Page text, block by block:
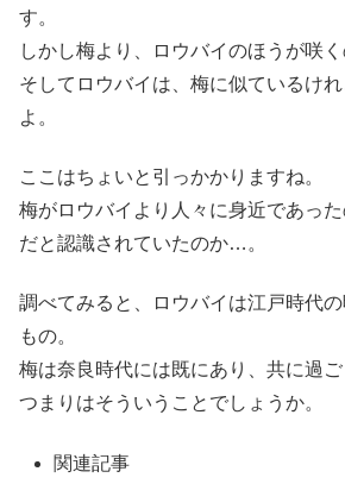
す。
しかし梅より、ロウバイのほうが咲く
そしてロウバイは、梅に似ているけ
よ。
ここはちょいと引っかかりますね。
梅がロウバイより人々に身近であっ
だと認識されていたのか…。
調べてみると、ロウバイは江戸時代
もの。
梅は奈良時代には既にあり、共に過ご
つまりはそういうことでしょうか。
関連記事